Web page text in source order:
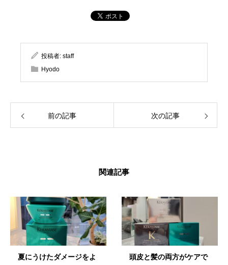
投稿者: staff
Hyodo
前の記事 次の記事
関連記事
夏にうけたダメージをよ
頭皮と髪の両方がケアで